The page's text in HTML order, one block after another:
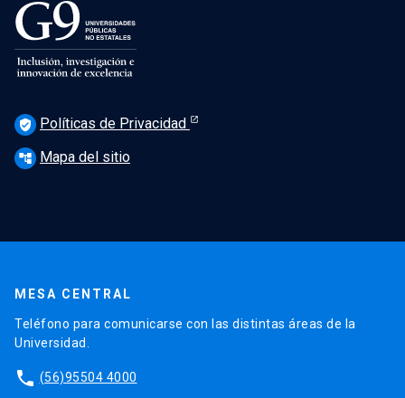
verified_user Políticas de Privacidad
account_tree Mapa del sitio
MESA CENTRAL
Teléfono para comunicarse con las distintas áreas de la
Universidad.
phone (56)95504 4000